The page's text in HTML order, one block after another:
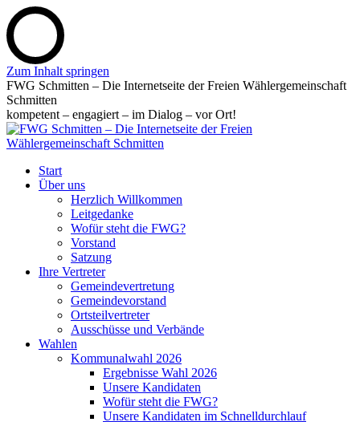
Zum Inhalt springen
FWG Schmitten – Die Internetseite der Freien Wählergemeinschaft
Schmitten
kompetent – engagiert – im Dialog – vor Ort!
Start
Über uns
Herzlich Willkommen
Leitgedanke
Wofür steht die FWG?
Vorstand
Satzung
Ihre Vertreter
Gemeindevertretung
Gemeindevorstand
Ortsteilvertreter
Ausschüsse und Verbände
Wahlen
Kommunalwahl 2026
Ergebnisse Wahl 2026
Unsere Kandidaten
Wofür steht die FWG?
Unsere Kandidaten im Schnelldurchlauf